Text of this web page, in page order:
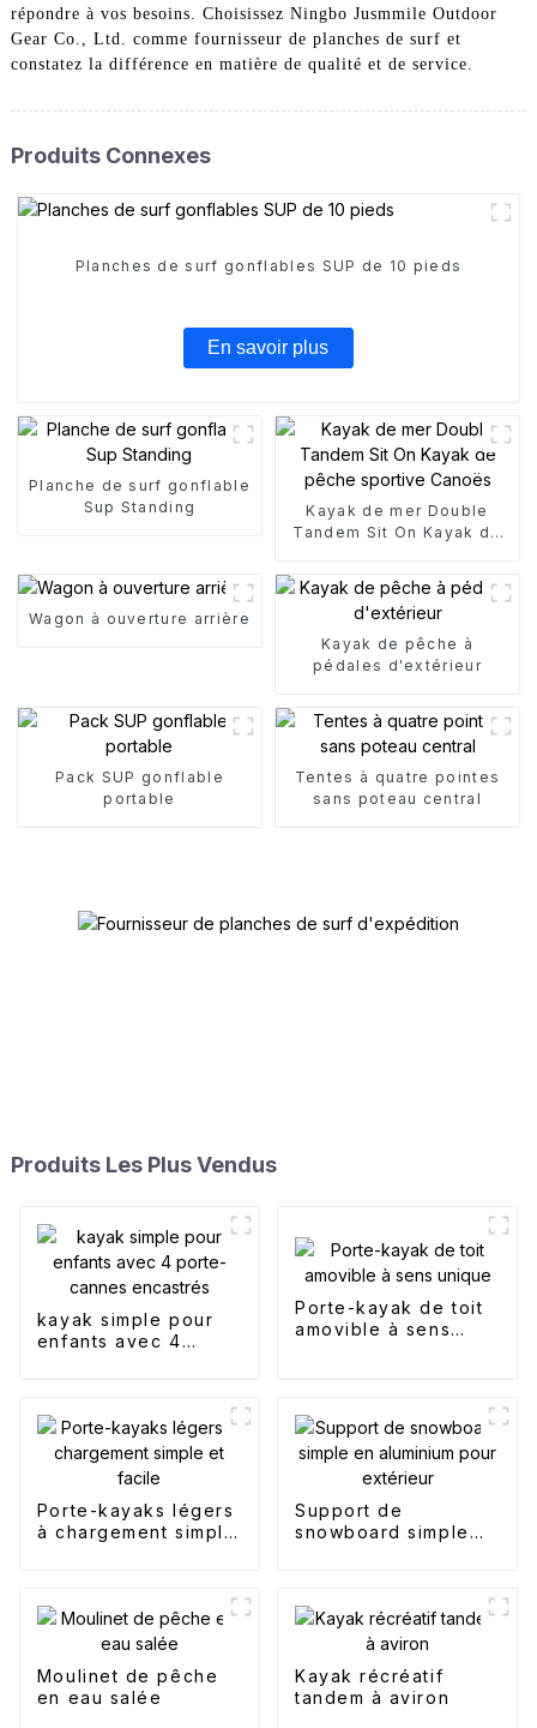
répondre à vos besoins. Choisissez Ningbo Jusmmile Outdoor
Gear Co., Ltd. comme fournisseur de planches de surf et
constatez la différence en matière de qualité et de service.
Produits Connexes
Planches de surf gonflables SUP de 10 pieds
En savoir plus
Planche de surf gonflable
Sup Standing
Kayak de mer Double
Tandem Sit On Kayak de
Wagon à ouverture arrière
Kayak de pêche à
pédales d'extérieur
Pack SUP gonflable
portable
Tentes à quatre pointes
sans poteau central
Produits Les Plus Vendus
kayak simple pour
enfants avec 4
Porte-kayak de toit
amovible à sens
Porte-kayaks légers
à chargement simple
Support de
snowboard simple
Moulinet de pêche
en eau salée
Kayak récréatif
tandem à aviron